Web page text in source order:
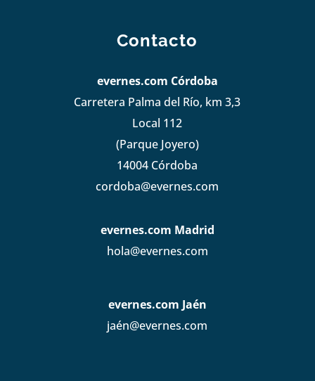
Contacto
evernes.com Córdoba
Carretera Palma del Río, km 3,3
Local 112
(Parque Joyero)
14004 Córdoba
cordoba@evernes.com
evernes.com Madrid
hola@evernes.com
evernes.com Jaén
jaén@evernes.com